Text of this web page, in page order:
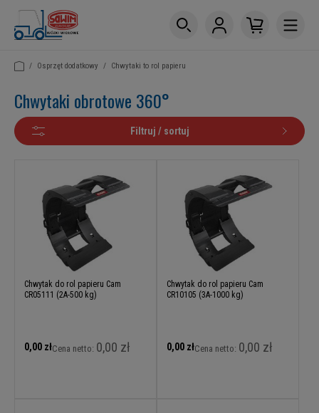
/ Osprzęt dodatkowy / Chwytaki to rol papieru
Chwytaki obrotowe 360°
Filtruj / sortuj
Chwytak do rol papieru Cam
CR05111 (2A-500 kg)
0,00 złCena netto: 0,00 zł
Chwytak do rol papieru Cam
CR10105 (3A-1000 kg)
0,00 złCena netto: 0,00 zł